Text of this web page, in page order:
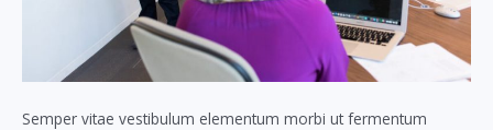
Semper vitae vestibulum elementum morbi ut fermentum